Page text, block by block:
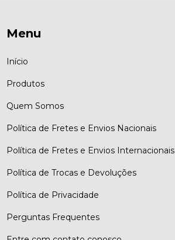
Menu
Início
Produtos
Quem Somos
Política de Fretes e Envios Nacionais
Política de Fretes e Envios Internacionais
Política de Trocas e Devoluções
Política de Privacidade
Perguntas Frequentes